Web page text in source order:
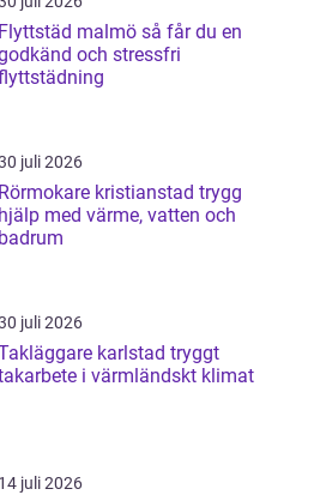
Flyttstäd malmö så får du en
och stressfri
juli 2026
Rörmokare kristianstad trygg
hjälp med värme, vatten och
badrum
juli 2026
karlstad tryggt
i värmländskt klimat
14 juli 2026